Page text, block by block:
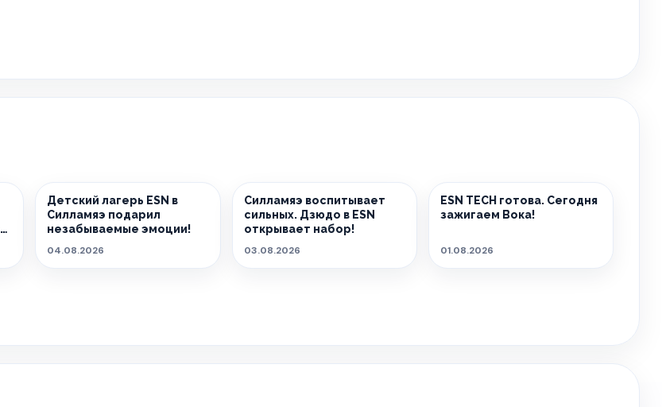
Детский лагерь ESN в
Силламяэ подарил
незабываемые эмоции!
04.08.2026
Силламяэ воспитывает
сильных. Дзюдо в ESN
открывает набор!
03.08.2026
ESN TECH готова. Сегодня
зажигаем Вока!
01.08.2026